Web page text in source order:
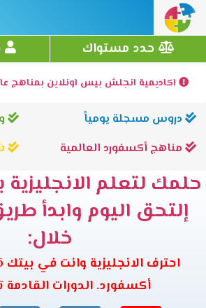
حدد مستواك
اكاديمية انجلش بيس اونلاين بمناهج
دروس مسجلة يومياً
مناهج أكسفورد العالمية
حلمك لتعلم
إلتحق اليوم وابدأ
خلال:
أكسفورد. الدورات القادمة